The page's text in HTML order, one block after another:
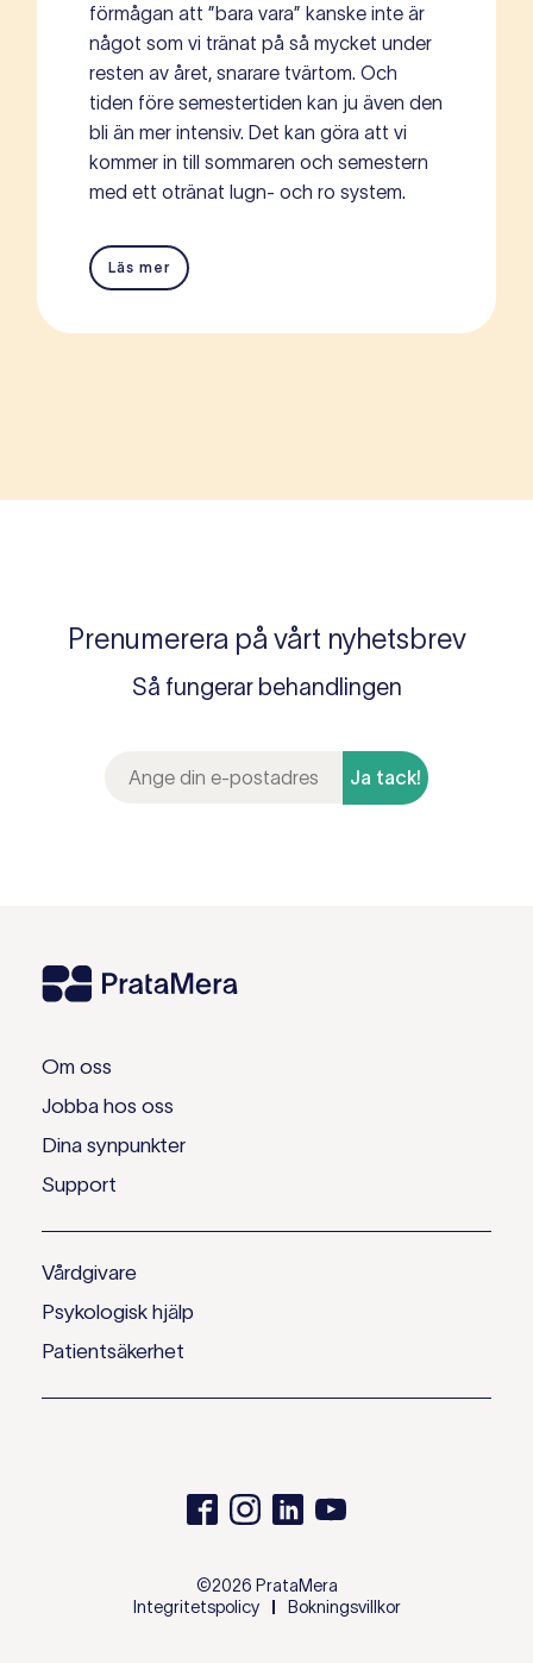
förmågan att ”bara vara” kanske inte är
något som vi tränat på så mycket under
resten av året, snarare tvärtom. Och
tiden före semestertiden kan ju även den
bli än mer intensiv. Det kan göra att vi
kommer in till sommaren och semestern
med ett otränat lugn- och ro system.
Läs mer
Prenumerera på vårt nyhetsbrev
Så fungerar behandlingen
Ja tack!
Om oss
Jobba hos oss
Dina synpunkter
Support
Vårdgivare
Psykologisk hjälp
Patientsäkerhet
©2026 PrataMera
Integritetspolicy
Bokningsvillkor